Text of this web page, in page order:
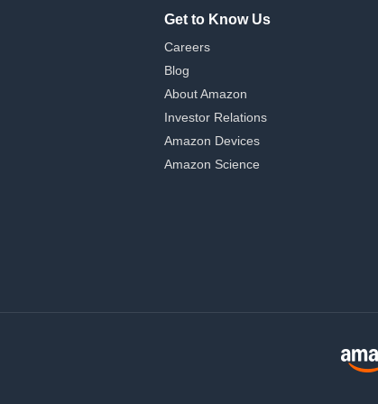
Get to Know Us
Careers
Blog
About Amazon
Investor Relations
Amazon Devices
Amazon Science